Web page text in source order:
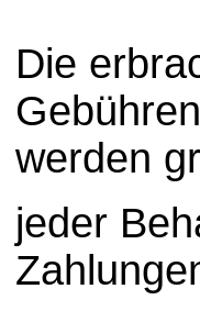
Die
werden
jeder